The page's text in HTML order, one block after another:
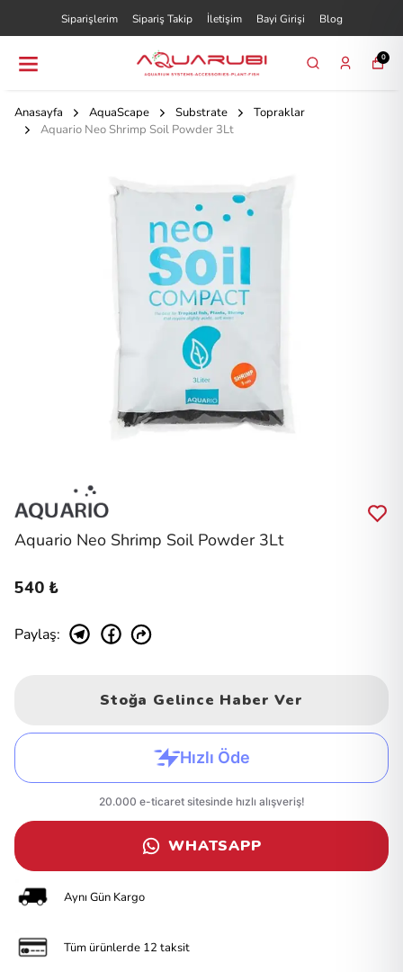
Siparişlerim Sipariş Takip İletişim Bayi Girişi Blog
0
Anasayfa AquaScape Substrate
Topraklar
Aquario Neo Shrimp Soil Powder 3Lt
Aquario Neo Shrimp Soil Powder 3Lt
540 ₺
Paylaş:
Stoğa Gelince Haber Ver
WHATSAPP
Aynı Gün Kargo
Tüm ürünlerde 12 taksit